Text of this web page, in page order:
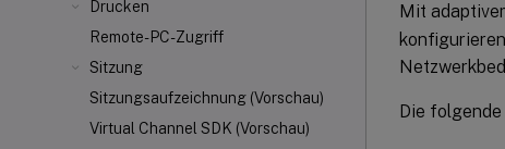
Drucken
Remote-PC-Zugriff
Sitzung
Sitzungsaufzeichnung (Vorschau)
Virtual Channel SDK (Vorschau)
Mit
Die